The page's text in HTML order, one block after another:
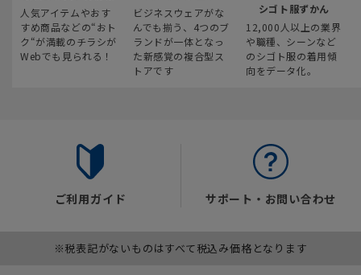
人気アイテムやおす
すめ商品などの“おト
ク“が満載のチラシが
Webでも見られる！
ビジネスウェアがな
んでも揃う、4つのブ
ランドが一体となっ
た新感覚の複合型ス
トアです
シゴト服ずかん
12,000人以上の業界
や職種、シーンなど
のシゴト服の着用傾
向をデータ化。
ご利用ガイド サポート・お問い合わせ
※税表記がないものはすべて税込み価格となります